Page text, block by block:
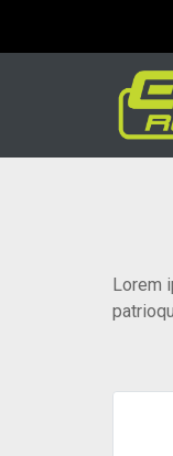
Lorem